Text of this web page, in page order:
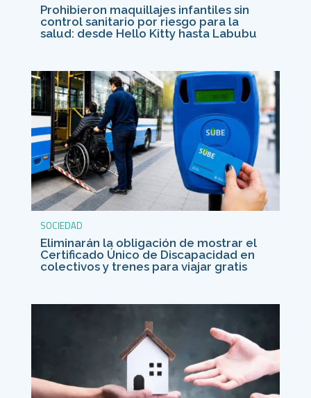
Prohibieron maquillajes infantiles sin
control sanitario por riesgo para la
salud: desde Hello Kitty hasta Labubu
SOCIEDAD
Eliminarán la obligación de mostrar el
Certificado Único de Discapacidad en
colectivos y trenes para viajar gratis